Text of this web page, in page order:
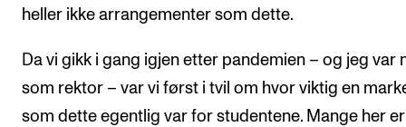
heller ikke arrangementer som dette.
Da vi gikk i gang igjen etter pandemien – og jeg var
som rektor – var vi først i tvil om hvor viktig en
som dette egentlig var for studentene. Mange her er